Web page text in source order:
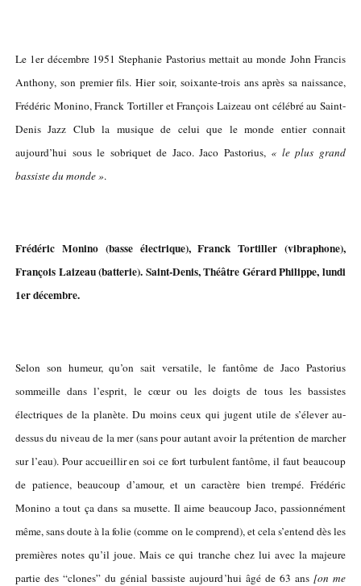
Le 1er décembre 1951 Stephanie Pastorius mettait au monde John Francis
Anthony, son premier fils. Hier soir, soixante-trois ans après sa naissance,
Frédéric Monino, Franck Tortiller et François Laizeau ont célébré au Saint-
Denis Jazz Club la musique de celui que le monde entier connait
aujourd’hui sous le sobriquet de Jaco. Jaco Pastorius, « le plus grand
bassiste du monde ».
Frédéric Monino (basse électrique), Franck Tortiller (vibraphone),
François Laizeau (batterie). Saint-Denis, Théâtre Gérard Philippe, lundi
1er décembre.
Selon son humeur, qu’on sait versatile, le fantôme de Jaco Pastorius
sommeille dans l’esprit, le cœur ou les doigts de tous les bassistes
électriques de la planète. Du moins ceux qui jugent utile de s’élever au-
dessus du niveau de la mer (sans pour autant avoir la prétention de marcher
sur l’eau). Pour accueillir en soi ce fort turbulent fantôme, il faut beaucoup
de patience, beaucoup d’amour, et un caractère bien trempé. Frédéric
Monino a tout ça dans sa musette. Il aime beaucoup Jaco, passionnément
même, sans doute à la folie (comme on le comprend), et cela s’entend dès les
premières notes qu’il joue. Mais ce qui tranche chez lui avec la majeure
partie des “clones” du génial bassiste aujourd’hui âgé de 63 ans [on me